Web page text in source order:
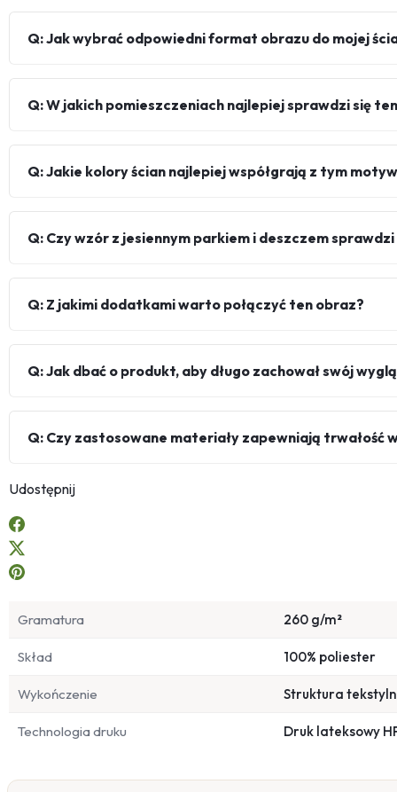
Q: Jak wybrać odpowiedni format obrazu do mojej
Q: W jakich pomieszczeniach najlepiej sprawdzi się
Q: Jakie kolory ścian najlepiej współgrają z tym
Q: Czy wzór z jesiennym parkiem i deszczem
Q: Z jakimi dodatkami warto połączyć ten obraz?
Q: Jak dbać o produkt, aby długo zachował swój
Q: Czy zastosowane materiały zapewniają trwałość
Udostępnij
Gramatura 260 g/m²
Skład 100% poliester
Wykończenie Struktura
Technologia druku Druk lateksowy